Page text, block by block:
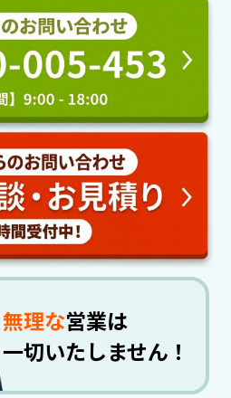
無理な営業は
一切いたしません！